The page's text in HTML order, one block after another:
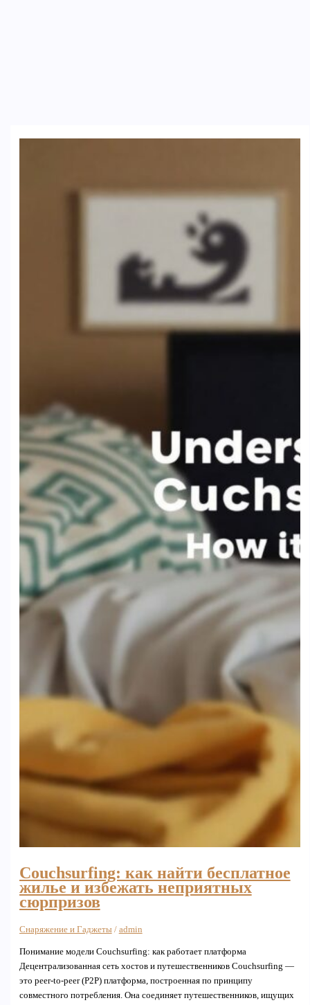
Couchsurfing: как найти бесплатное
жилье и избежать неприятных
сюрпризов
Снаряжение и Гаджеты/ admin
Понимание модели Couchsurfing: как работает платформа
Децентрализованная сеть хостов и путешественников Couchsurfing —
это peer-to-peer (P2P) платформа, построенная по принципу
совместного потребления. Она соединяет путешественников, ищущих